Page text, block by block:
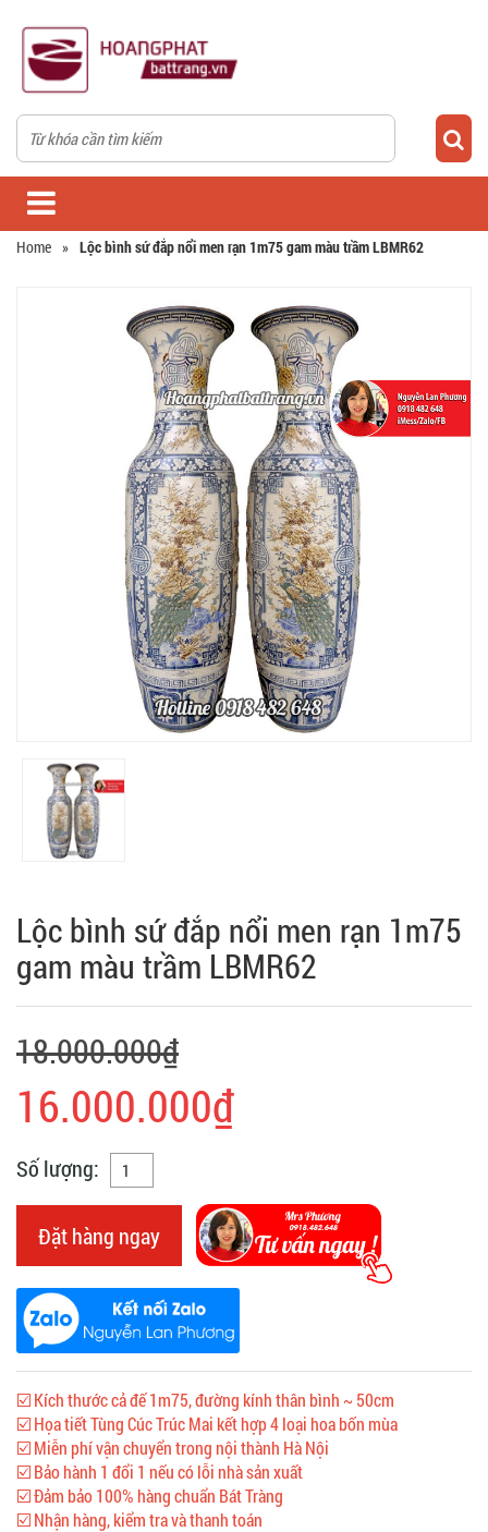
Home » Lộc bình sứ đắp nổi men rạn 1m75 gam màu trầm LBMR62
Lộc bình sứ đắp nổi men rạn 1m75
gam màu trầm LBMR62
18.000.000₫
16.000.000₫
Số lượng:
Đặt hàng ngay
☑️ Kích thước cả đế 1m75, đường kính thân bình ~ 50cm
☑️ Họa tiết Tùng Cúc Trúc Mai kết hợp 4 loại hoa bốn mùa
☑️ Miễn phí vận chuyển trong nội thành Hà Nội
☑️ Bảo hành 1 đổi 1 nếu có lỗi nhà sản xuất
☑️ Đảm bảo 100% hàng chuẩn Bát Tràng
☑️ Nhận hàng, kiểm tra và thanh toán